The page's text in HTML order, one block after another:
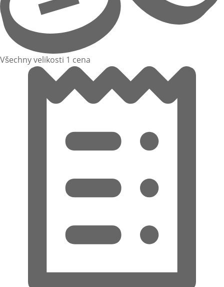
Všechny velikosti 1 cena